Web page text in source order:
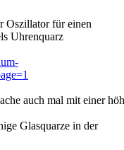
Oszillator für einen
Uhrenquarz
auch mal mit einer
Glasquarze in der